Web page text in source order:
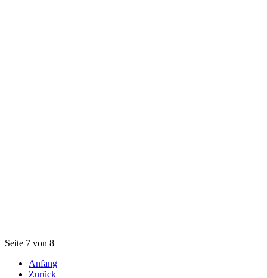
Seite 7 von 8
Anfang
Zurück